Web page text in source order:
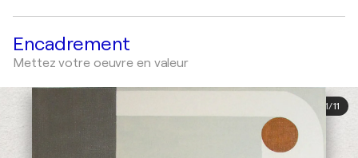
Encadrement
Mettez votre oeuvre en valeur
1/11